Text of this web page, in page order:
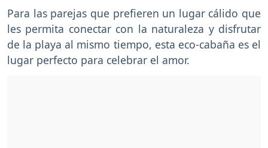
Para las parejas que prefieren un lugar cálido que
les permita conectar con la naturaleza y disfrutar
de la playa al mismo tiempo, esta eco-cabaña es el
lugar perfecto para celebrar el amor.